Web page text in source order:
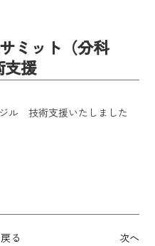
ミット（分科
援
ル 技術支援いたしました
る 次へ